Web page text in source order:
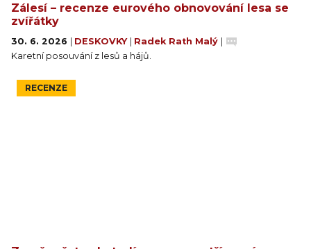
Zálesí – recenze eurového obnovování lesa se
zvířátky
30. 6. 2026 | DESKOVKY | Radek Rath Malý |
Karetní posouvání z lesů a hájů.
RECENZE